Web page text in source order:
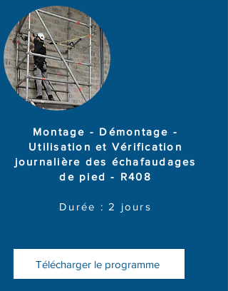
Montage - Démontage -
Utilisation et Vérification
journalière des échafaudages
de pied - R408
Durée : 2 jours
Télécharger le programme